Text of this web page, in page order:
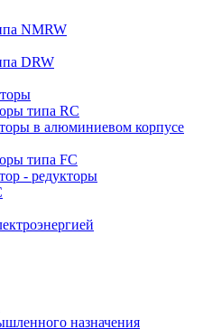
NMRW
DRW
типа RC
в алюминиевом корпусе
типа FC
- редукторы
назначения